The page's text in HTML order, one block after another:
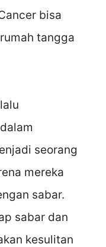
bisa
tangga
seorang
mereka
sabar.
sabar dan
kesulitan